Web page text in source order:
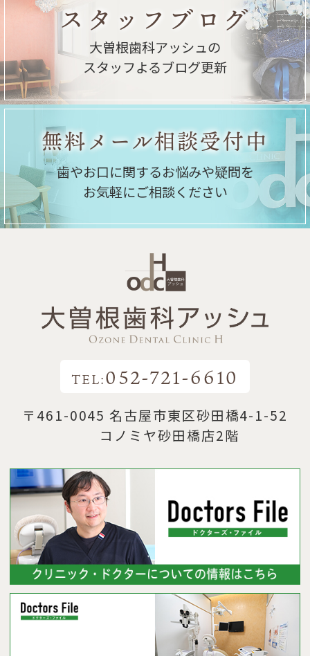
スタッフブログ
大曽根歯科アッシュの
スタッフよるブログ更新
無料メール相談受付中
歯やお口に関するお悩みや疑問を
お気軽にご相談ください
TEL:052-721-6610
〒461-0045 名古屋市東区砂田橋4-1-52
コノミヤ砂田橋店2階